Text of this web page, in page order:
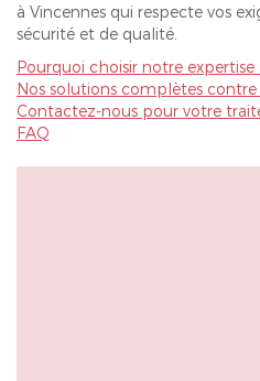
à Vincennes qui respecte vos
sécurité et de qualité.
Pourquoi choisir notre expertise
Nos solutions complètes contre
Contactez-nous pour votre
FAQ